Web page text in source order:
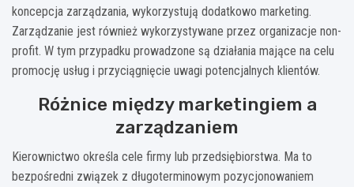
koncepcja zarządzania, wykorzystują dodatkowo marketing.
Zarządzanie jest również wykorzystywane przez organizacje non-
profit. W tym przypadku prowadzone są działania mające na celu
promocję usług i przyciągnięcie uwagi potencjalnych klientów.
Różnice między marketingiem a
zarządzaniem
Kierownictwo określa cele firmy lub przedsiębiorstwa. Ma to
bezpośredni związek z długoterminowym pozycjonowaniem